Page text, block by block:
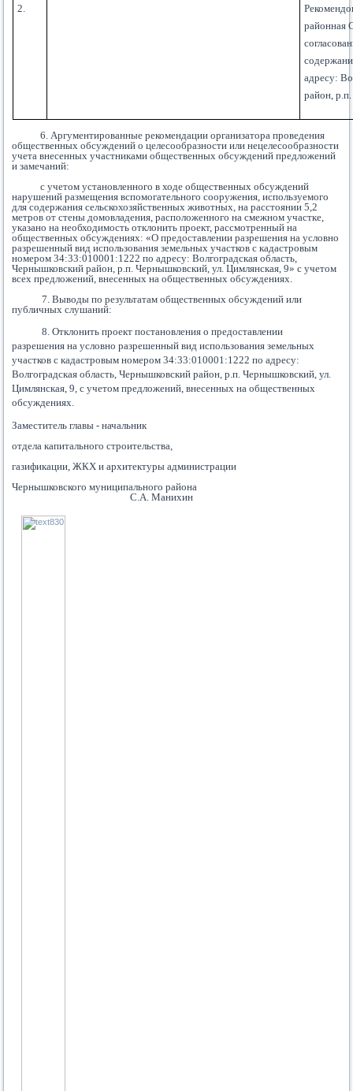
2.
районная
адресу:
район,
6. Аргументированные рекомендации организатора проведения
общественных обсуждений о целесообразности или нецелесообразности
учета внесенных участниками общественных обсуждений предложений
и замечаний:
с учетом установленного в ходе общественных обсуждений
нарушений размещения вспомогательного сооружения, используемого
для содержания сельскохозяйственных животных, на расстоянии 5,2
метров от стены домовладения, расположенного на смежном участке,
указано на необходимость отклонить проект, рассмотренный на
общественных обсуждениях: «О предоставлении разрешения на условно
разрешенный вид использования земельных участков с кадастровым
номером 34:33:010001:1222 по адресу: Волгоградская область,
Чернышковский район, р.п. Чернышковский, ул. Цимлянская, 9» с учетом
всех предложений, внесенных на общественных обсуждениях.
7. Выводы по результатам общественных обсуждений или
публичных слушаний:
8. Отклонить проект постановления о предоставлении
разрешения на условно разрешенный вид использования земельных
участков с кадастровым номером 34:33:010001:1222 по адресу:
Волгоградская область, Чернышковский район, р.п. Чернышковский, ул.
Цимлянская, 9, с учетом предложений, внесенных на общественных
обсуждениях.
Заместитель главы - начальник
отдела капитального строительства,
газификации, ЖКХ и архитектуры администрации
Чернышковского муниципального района
С.А. Манихин